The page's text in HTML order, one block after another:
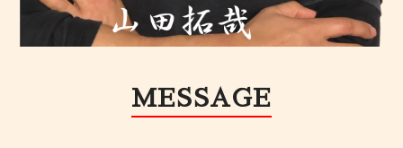
MESSAGE